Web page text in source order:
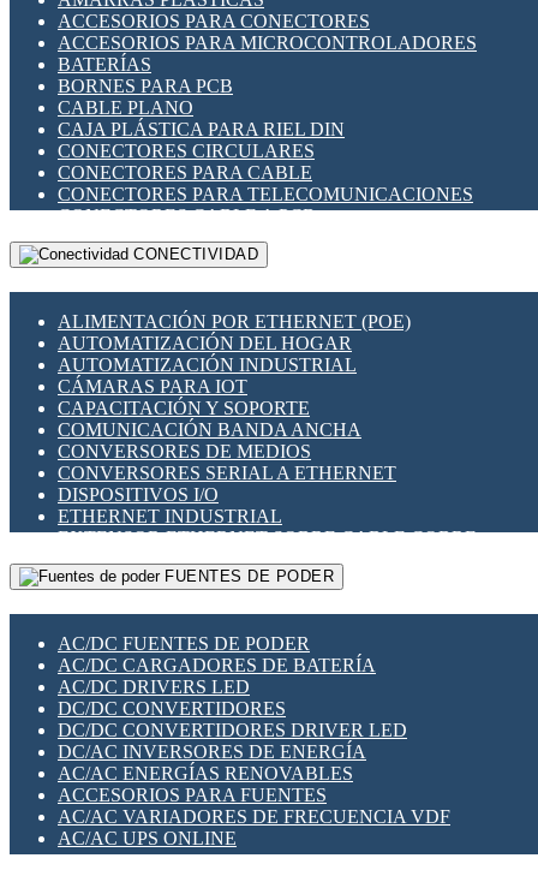
INDICADORES PARA PANEL
INTERFACES DE RELÉ
INTERRUPTORES FIN DE CARRERA
LLAVES CONMUTADORAS
MEDIDORES DE ENERGÍA Y TC'S DE CORRIENTE
MOTORES PASO A PASO
PANTALLAS HMI
PLC -CONTROLADORES LÓGICO PROGRAMABLES
PROGRAMADORES DE HORARIO
RELÉS DE PROTECCIÓN
SENSORES CAPACITIVOS
SENSORES INDUCTIVOS
TEMPORIZADORES
VARIACS
VARIADORES DE FRECUENCIA [VDF]
SECCIONADORES - INTERRUPTORES
MAQUINARIA
ACCESORIOS PARA CONECTORES
ACCESORIOS PARA MICROCONTROLADORES
BATERÍAS
BORNES PARA PCB
CABLE PLANO
CAJA PLÁSTICA PARA RIEL DIN
CONECTORES CIRCULARES
CONECTORES PARA CABLE
CONECTORES PARA TELECOMUNICACIONES
CONECTORES CABLE A PCB
CONECTORES PCB A CABLE
DIP SWITCHES
HERRAMIENTAS VARIAS
ILUMINACIÓN LED
INTERRUPTORES REED
INTERFACES DE RELÉ
OTROS RELÉS
PROTECCIÓN TÉRMICA
RELÉS AUTOMOTRICES
RELÉS DE SEÑAL
RELÉS DE ESTADO SÓLIDO SSR
RELÉS INDUSTRIALES
RELÉS MINIATURA DE POTENCIA
SENSORES MAGNÉTICOS
SWITCH Y MICROSWITCH
TARJETAS PI
UNIÓN Y DERIVACIÓN DE CABLE
CONECTIVIDAD
ALIMENTACIÓN POR ETHERNET (POE)
AUTOMATIZACIÓN DEL HOGAR
AUTOMATIZACIÓN INDUSTRIAL
CÁMARAS PARA IOT
CAPACITACIÓN Y SOPORTE
COMUNICACIÓN BANDA ANCHA
CONVERSORES DE MEDIOS
CONVERSORES SERIAL A ETHERNET
DISPOSITIVOS I/O
ETHERNET INDUSTRIAL
EXTENSOR ETHERNET SOBRE CABLE COBRE
GATEWAY LORAWAN
GESTIÓN DE REDES
PLACAS MODULARES IOT
SWITCHES Y REDES WIFI
SOLUCIONES IOT
SOLUCIONES LORAWAN
SOLUCIONES RED CELULAR
SEGURIDAD PARA REDES
SWITCHES LAN
TELEFONÍA IP (VOIP)
VIGILANCIA IP (CCTV)
MESHTASTIC
FUENTES DE PODER
AC/DC FUENTES DE PODER
AC/DC CARGADORES DE BATERÍA
AC/DC DRIVERS LED
DC/DC CONVERTIDORES
DC/DC CONVERTIDORES DRIVER LED
DC/AC INVERSORES DE ENERGÍA
AC/AC ENERGÍAS RENOVABLES
ACCESORIOS PARA FUENTES
AC/AC VARIADORES DE FRECUENCIA VDF
AC/AC UPS ONLINE